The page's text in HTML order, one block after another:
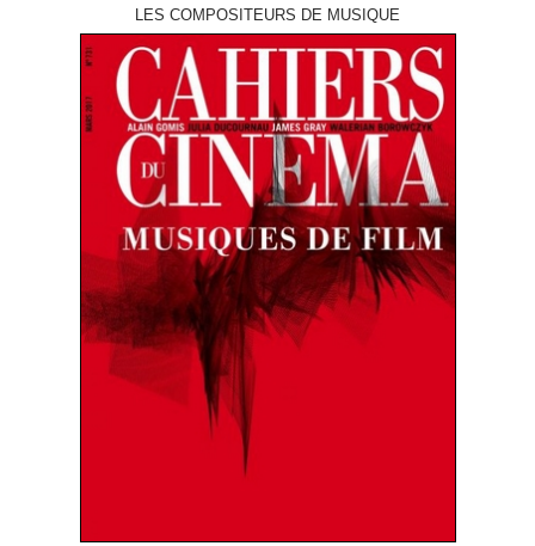
LES COMPOSITEURS DE MUSIQUE